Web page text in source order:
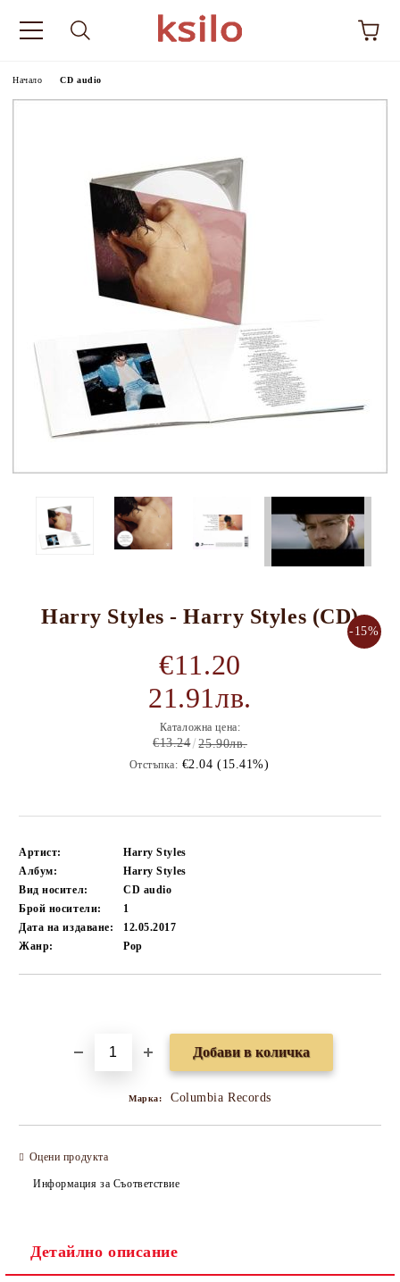
Начало CD audio
Harry Styles - Harry Styles (CD)
-15%
€11.20
21.91лв.
Каталожна цена:
€13.24 25.90лв.
Отстъпка: €2.04 (15.41%)
Артист:
Harry Styles
Албум:
Harry Styles
Вид носител:
CD audio
Брой носители:
1
Дата на издаване:
12.05.2017
Жанр:
Pop
Марка: Columbia Records
Оцени продукта
Информация за Съответствие
Детайлно описание